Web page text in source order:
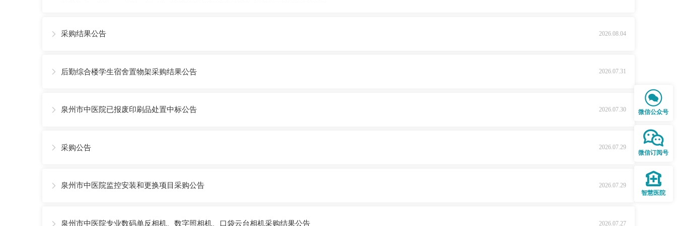
 采购结果公告 2026.08.04
 后勤综合楼学生宿舍置物架采购结果公告 2026.07.31
 泉州市中医院已报废印刷品处置中标公告 2026.07.30
 采购公告 2026.07.29
 泉州市中医院监控安装和更换项目采购公告 2026.07.29
 泉州市中医院专业数码单反相机、数字照相机、口袋云台相机采购结果公告 2026.07.27

微信公众号

微信订阅号

智慧医院